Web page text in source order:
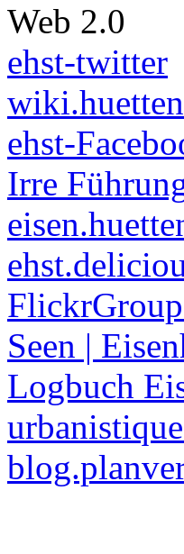
Web 2.0
ehst-twitter
ehst-
Irre
Seen |
Logbuch